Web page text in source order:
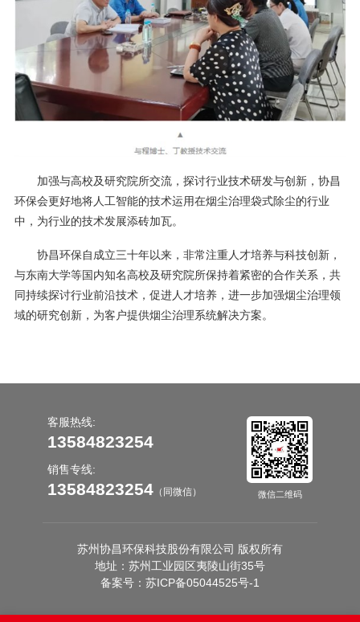
加强与高校及研究院所交流，探讨行业技术研发与创新，协昌
环保会更好地将人工智能的技术运用在烟尘治理袋式除尘的行业
中，为行业的技术发展添砖加瓦。
协昌环保自成立三十年以来，非常注重人才培养与科技创新，
与东南大学等国内知名高校及研究院所保持着紧密的合作关系，共
同持续探讨行业前沿技术，促进人才培养，进一步加强烟尘治理领
域的研究创新，为客户提供烟尘治理系统解决方案。
客服热线:
13584823254
销售专线:
13584823254（同微信） 微信二维码
苏州协昌环保科技股份有限公司 版权所有
地址：苏州工业园区夷陵山街35号
备案号： 苏ICP备05044525号-1